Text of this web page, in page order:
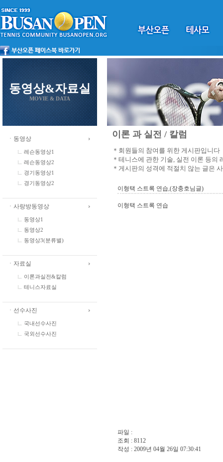
동영상&자료실
MOVIE & DATA
ㆍ동영상
레슨동영상1
레슨동영상2
경기동영상1
경기동영상2
ㆍ사랑방동영상
동영상1
동영상2
동영상3(분류별)
ㆍ자료실
이론과실전&칼럼
테니스자료실
ㆍ선수사진
국내선수사진
국외선수사진
이론 과 실전 / 칼럼
＊회원들의 참여를 위한 게시판입니다
＊테니스에 관한 기술, 실전 이론 등의
＊게시판의 성격에 적절치 않는 글은
이형택 스트록 연습,(장충호님글)
이형택 스트록 연습
파일 :
조회 : 8112
작성 : 2009년 04월 26일 07:30:41